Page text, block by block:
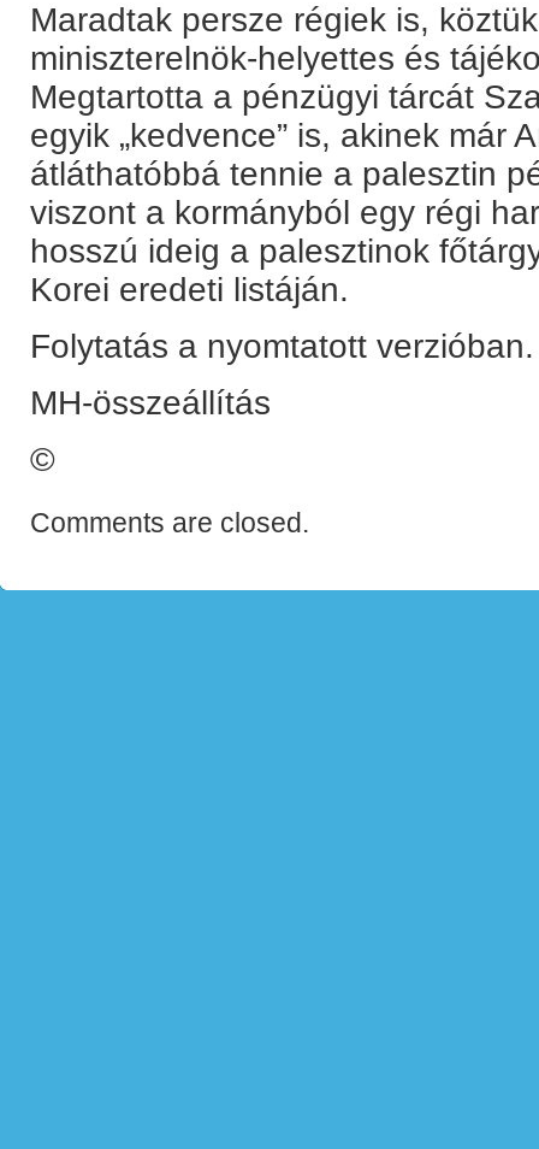
Maradtak persze régiek is,
miniszterelnök-helyettes és
Megtartotta a pénzügyi tárcát
egyik „kedvence” is, akinek már
átláthatóbbá tennie a palesztin
viszont a kormányból egy régi
hosszú ideig a palesztinok
Korei eredeti listáján.
Folytatás a nyomtatott verzióban.
MH-összeállítás
©
Comments are closed.